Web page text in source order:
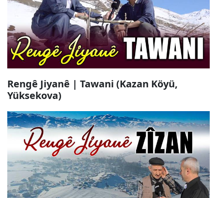
Rengê Jiyanê | Tawani (Kazan Köyü,
Yüksekova)